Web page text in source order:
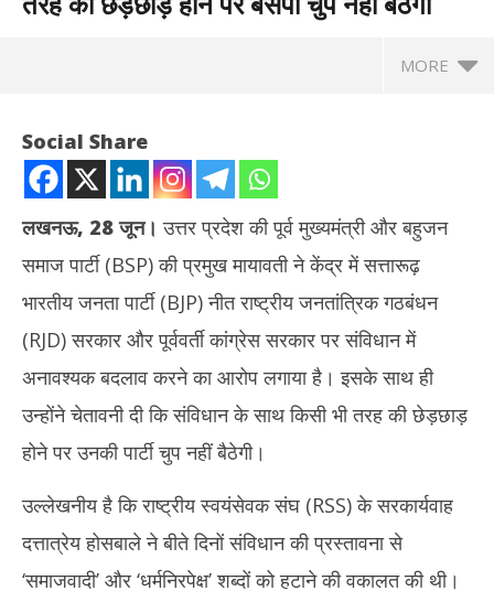
MORE
मायावती की चेतावनी – संविधान के साथ किसी भी तरह की छेड़छाड़ होने पर बसपा
चुप नहीं बैठेगी
June
28,
2025
Social Share
लखनऊ, 28 जून। उत्तर प्रदेश की पूर्व मुख्यमंत्री और बहुजन
समाज पार्टी (BSP) की प्रमुख मायावती ने केंद्र में सत्तारूढ़
भारतीय जनता पार्टी (BJP) नीत राष्ट्रीय जनतांत्रिक गठबंधन
(RJD) सरकार और पूर्ववर्ती कांग्रेस सरकार पर संविधान में
अनावश्यक बदलाव करने का आरोप लगाया है। इसके साथ ही
उन्होंने चेतावनी दी कि संविधान के साथ किसी भी तरह की छेड़छाड़
होने पर उनकी पार्टी चुप नहीं बैठेगी।
उल्लेखनीय है कि राष्ट्रीय स्वयंसेवक संघ (RSS) के सरकार्यवाह
दत्तात्रेय होसबाले ने बीते दिनों संविधान की प्रस्तावना से
‘समाजवादी’ और ‘धर्मनिरपेक्ष’ शब्दों को हटाने की वकालत की थी।